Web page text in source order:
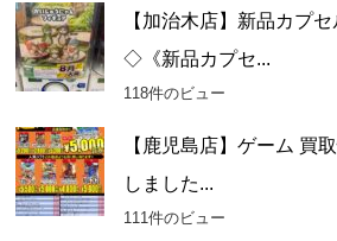
【加治木店】新品カプ
◇《新品カプセ...
118件のビュー
【鹿児島店】ゲーム 買
しました...
111件のビュー